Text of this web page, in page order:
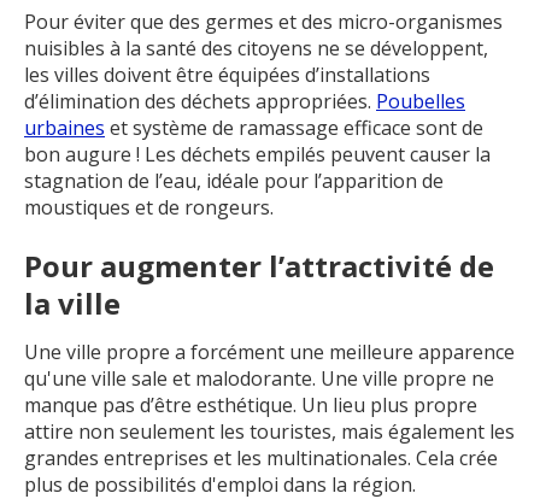
Pour éviter que des germes et des micro-organismes
nuisibles à la santé des citoyens ne se développent,
les villes doivent être équipées d’installations
d’élimination des déchets appropriées. Poubelles
urbaines et système de ramassage efficace sont de
bon augure ! Les déchets empilés peuvent causer la
stagnation de l’eau, idéale pour l’apparition de
moustiques et de rongeurs.
Pour augmenter l’attractivité de
la ville
Une ville propre a forcément une meilleure apparence
qu'une ville sale et malodorante. Une ville propre ne
manque pas d’être esthétique. Un lieu plus propre
attire non seulement les touristes, mais également les
grandes entreprises et les multinationales. Cela crée
plus de possibilités d'emploi dans la région.